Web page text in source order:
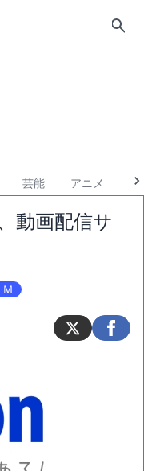
芸能 アニメ
動画配信サ